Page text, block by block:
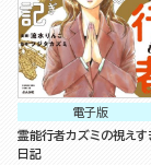
電子版
霊能行者カズミの視えす
日記